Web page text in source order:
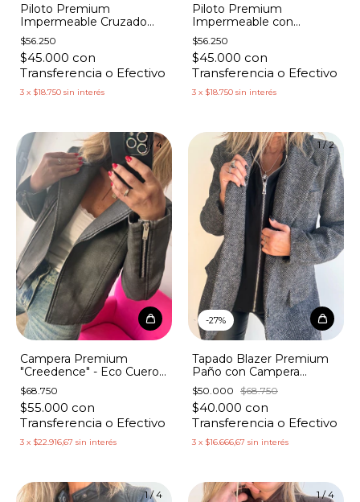
Piloto Premium
Impermeable Cruzado
con Cinto
$56.250
$45.000 con
Transferencia o Efectivo
3 x $18.750 sin interés
Piloto Premium
Impermeable con
Capucha Botones
Broches
$56.250
$45.000 con
Transferencia o Efectivo
3 x $18.750 sin interés
1/4
Campera Premium
"Creedence" - Eco Cuero
Gastada con Cierres
$68.750
$55.000 con
Transferencia o Efectivo
3 x $22.916,67 sin interés
1/2
-27%
Tapado Blazer Premium
Paño con Campera
Algodón con Capucha
$50.000 $68.750
$40.000 con
Transferencia o Efectivo
3 x $16.666,67 sin interés
1/4 1/4